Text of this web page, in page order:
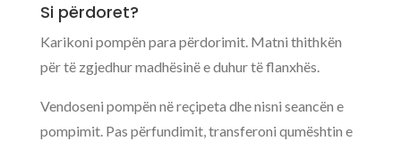
Si përdoret?
Karikoni pompën para përdorimit. Matni thithkën
për të zgjedhur madhësinë e duhur të flanxhës.
Vendoseni pompën në reçipeta dhe nisni seancën e
pompimit. Pas përfundimit, transferoni qumështin e